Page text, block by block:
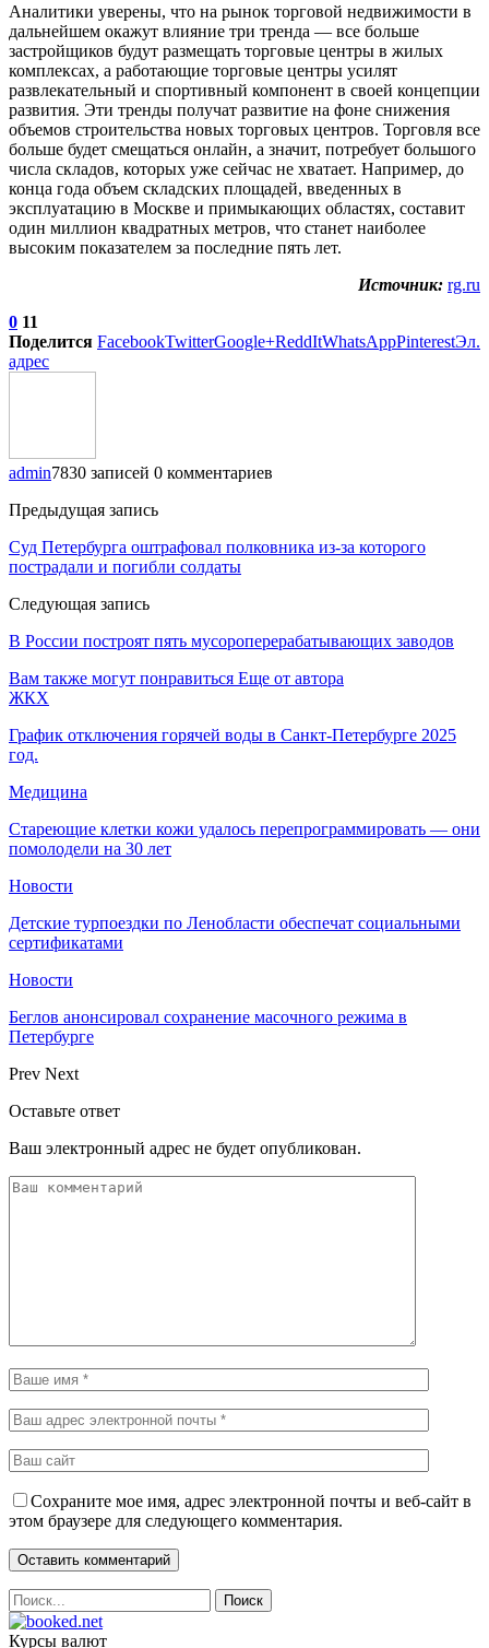
Аналитики уверены, что на рынок торговой недвижимости в
дальнейшем окажут влияние три тренда — все больше
застройщиков будут размещать торговые центры в жилых
комплексах, а работающие торговые центры усилят
развлекательный и спортивный компонент в своей концепции
развития. Эти тренды получат развитие на фоне снижения
объемов строительства новых торговых центров. Торговля все
больше будет смещаться онлайн, а значит, потребует большого
числа складов, которых уже сейчас не хватает. Например, до
конца года объем складских площадей, введенных в
эксплуатацию в Москве и примыкающих областях, составит
один миллион квадратных метров, что станет наиболее
высоким показателем за последние пять лет.
Источник: rg.ru
0 11
Поделится FacebookTwitterGoogle+ReddItWhatsAppPinterestЭл.
адрес
admin7830 записей 0 комментариев
Предыдущая запись
Суд Петербурга оштрафовал полковника из-за которого
пострадали и погибли солдаты
Следующая запись
В России построят пять мусороперерабатывающих заводов
Вам также могут понравиться Еще от автора
ЖКХ
График отключения горячей воды в Санкт-Петербурге 2025
год.
Медицина
Стареющие клетки кожи удалось перепрограммировать — они
помолодели на 30 лет
Новости
Детские турпоездки по Ленобласти обеспечат социальными
сертификатами
Новости
Беглов анонсировал сохранение масочного режима в
Петербурге
Prev Next
Оставьте ответ
Ваш электронный адрес не будет опубликован.
Сохраните мое имя, адрес электронной почты и веб-сайт в
этом браузере для следующего комментария.
Курсы валют